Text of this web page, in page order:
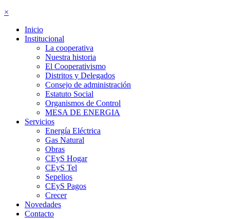
×
Inicio
Institucional
La cooperativa
Nuestra historia
El Cooperativismo
Distritos y Delegados
Consejo de administración
Estatuto Social
Organismos de Control
MESA DE ENERGIA
Servicios
Energía Eléctrica
Gas Natural
Obras
CEyS Hogar
CEyS Tel
Sepelios
CEyS Pagos
Crecer
Novedades
Contacto